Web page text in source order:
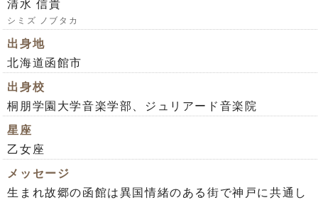
清水 信貴
シミズ ノブタカ
出身地
北海道函館市
出身校
桐朋学園大学音楽学部、ジュリアード音楽院
星座
乙女座
メッセージ
生まれ故郷の函館は異国情緒のある街で神戸に共通し